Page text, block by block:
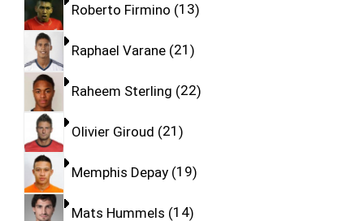
Roberto Firmino 13
Raphael Varane 21
Raheem Sterling 22
Olivier Giroud 21
Memphis Depay 19
Mats Hummels 14